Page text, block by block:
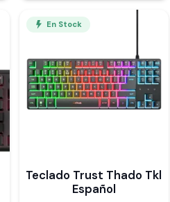
En Stock
Teclado Trust Thado Tkl
Español